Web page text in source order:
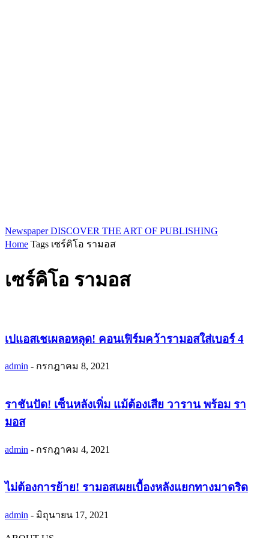
Newspaper DISCOVER THE ART OF PUBLISHING
Home Tags เซร์คิโอ รามอส
เซร์คิโอ รามอส
เปแอสเชเผลอหลุด! คอนเฟิร์มคว้ารามอสใส่เบอร์ 4
admin - กรกฎาคม 8, 2021
ราชันปัด! เซ็นหลังเพิ่ม แม้ต้องเสีย วาราน พร้อม รา
มอส
admin - กรกฎาคม 4, 2021
ไม่ต้องการย้าย! รามอสเผยเบื้องหลังแยกทางมาดริด
admin - มิถุนายน 17, 2021